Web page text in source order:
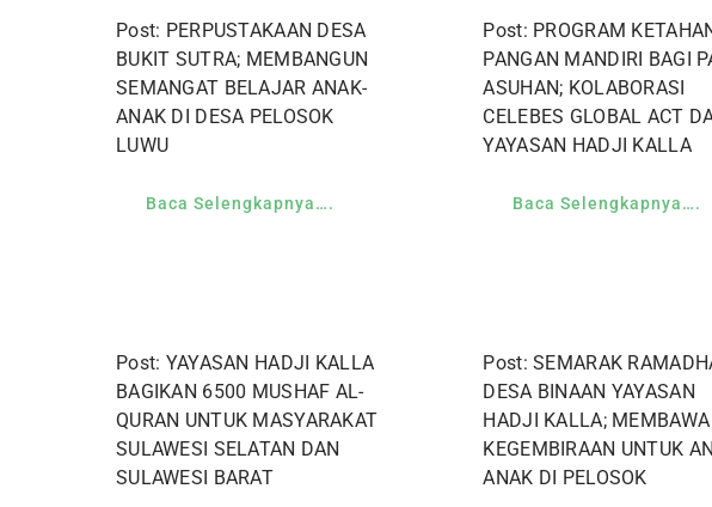
Post: PERPUSTAKAAN DESA
BUKIT SUTRA; MEMBANGUN
SEMANGAT BELAJAR ANAK-
ANAK DI DESA PELOSOK
LUWU
Baca Selengkapnya….
Post: PROGRAM
PANGAN MANDIRI BAGI
ASUHAN; KOLABORASI
CELEBES GLOBAL ACT
YAYASAN HADJI KALLA
Baca Selengkapnya….
Post: YAYASAN HADJI KALLA
BAGIKAN 6500 MUSHAF AL-
QURAN UNTUK MASYARAKAT
SULAWESI SELATAN DAN
SULAWESI BARAT
Post: SEMARAK
DESA BINAAN YAYASAN
HADJI KALLA; MEMBAWA
KEGEMBIRAAN UNTUK
ANAK DI PELOSOK